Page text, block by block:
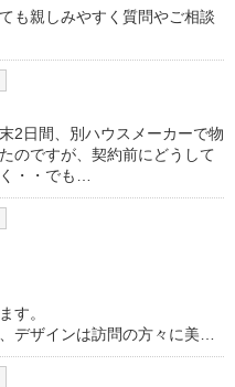
も親しみやすく質問やご相談
2日間、別ハウスメーカーで物
のですが、契約前にどうして
・・でも…
す。
デザインは訪問の方々に美…